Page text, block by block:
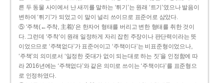
른 두 동물 사이에서 난 새끼를 말하는 ‘튀기’는 원래 ‘트기’였으나 발음이
변하여 ‘튀기’가 되었고 이 말이 널리 쓰이므로 표준어로 삼았다.
⑤ ‘주책(←주착, 主着)’은 한자어 형태를 버리고 변한 형태를 취한 것이
다. 그런데 ‘주착’이 원래 일정하게 자리 잡힌 주장이나 판단력이라는 뜻
이었으므로 ‘주책없다’가 표준어이고 ‘주책이다’는 비표준형이었으나,
‘주책’의 의미로서 ‘일정한 줏대가 없이 되는대로 하는 짓’을 인정함에 따
라 2016년에는 ‘주책없다’와 같은 의미로 쓰이는 ‘주책이다’를 표준형으
로 인정하였다.